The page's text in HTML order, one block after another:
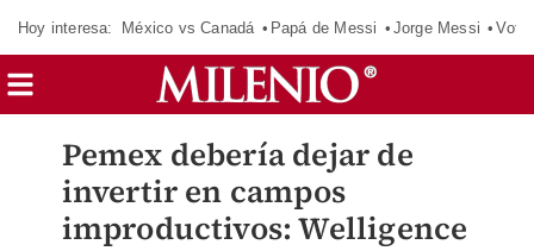
Hoy interesa: México vs Canadá Papá de Messi Jorge Messi
Pemex debería dejar de
invertir en campos
improductivos: Welligence